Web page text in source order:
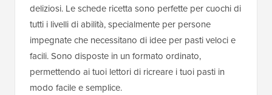
deliziosi. Le schede ricetta sono perfette per cuochi di
tutti i livelli di abilità, specialmente per persone
impegnate che necessitano di idee per pasti veloci e
facili. Sono disposte in un formato ordinato,
permettendo ai tuoi lettori di ricreare i tuoi pasti in
modo facile e semplice.